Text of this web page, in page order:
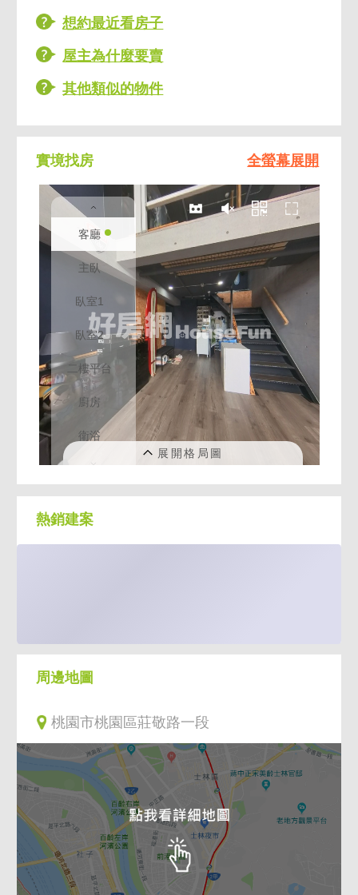
✅藝文核心生活圈、下樓即是全家、莊敬國
能已自成核心商圈，不論自住或收租都是指標
性首選。
南崁交流道，20 分鐘車程達桃園機場。無論
雙北通勤或出國商旅，地理位置極具優勢。
想約最近看房子
屋主為什麼要賣
其他類似的物件
實境找房 全螢幕展開
熱銷建案
周邊地圖
桃園市桃園區莊敬路一段